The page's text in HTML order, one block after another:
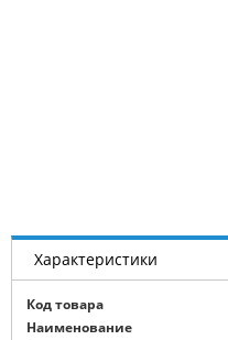
Характеристики
Код товара
Наименование